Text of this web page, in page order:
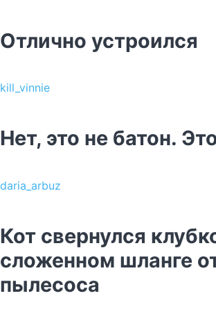
Отлично устроился
kill_vinnie
Нет, это не батон.
daria_arbuz
Кот свернулся
сложенном шланге
пылесоса